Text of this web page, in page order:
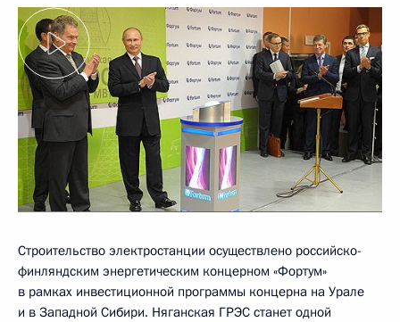
Строительство электростанции осуществлено российско-
финляндским энергетическим концерном «Фортум»
в рамках инвестиционной программы концерна на Урале
и в Западной Сибири. Няганская ГРЭС станет одной